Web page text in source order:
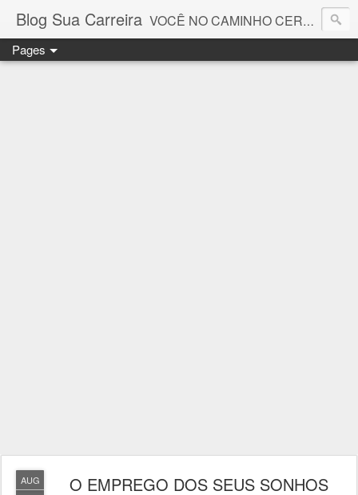
Blog Sua Carreira VOCÊ NO CAMINHO CERTO! 🤓💻🚀
Pages
AUG
O EMPREGO DOS SEUS SONHOS